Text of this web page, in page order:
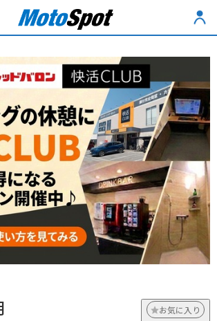
お気に入り